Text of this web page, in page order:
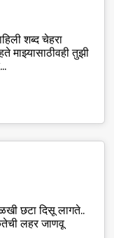
शब्द चेहरा
माझ्यासाठीवही तुझी
छटा दिसू लागते..
लहर जाणवू